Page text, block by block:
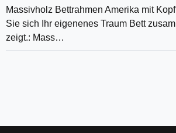
Massivholz Bettrahmen Amerika mit
Sie sich Ihr eigenenes Traum Bett
zeigt.: Mass…